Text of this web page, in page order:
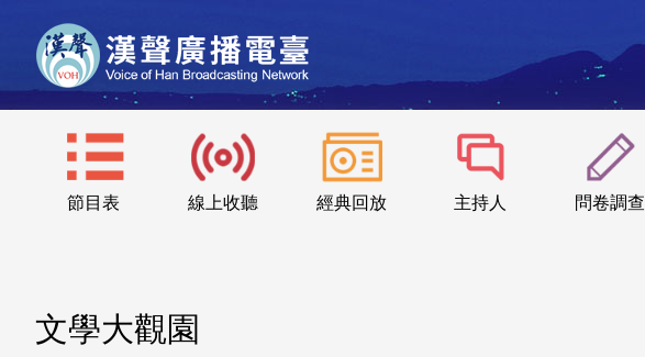
節目表 線上收聽 經典回放 主持人 問卷調查
文學大觀園